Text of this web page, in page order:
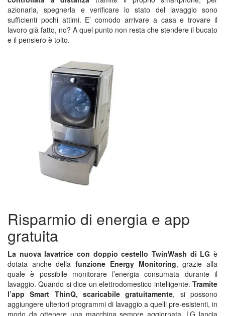
azionarla, spegnerla e verificare lo stato del lavaggio sono
sufficienti pochi attimi. E’ comodo arrivare a casa e trovare il
lavoro già fatto, no? A quel punto non resta che stendere il bucato
e il pensiero è tolto.
Risparmio di energia e app
gratuita
La nuova lavatrice con doppio cestello TwinWash di LG è
dotata anche dellafunzione Energy Monitoring, grazie alla
quale è possibile monitorare l’energia consumata durante il
lavaggio. Quando si dice un elettrodomestico intelligente. Tramite
l’app Smart ThinQ, scaricabile gratuitamente, si possono
aggiungere ulteriori programmi di lavaggio a quelli pre-esistenti, in
modo da ottenere una macchina sempre aggiornata. LG lancia